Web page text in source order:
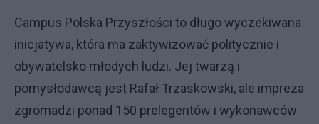
Campus Polska Przyszłości to długo wyczekiwana
inicjatywa, która ma zaktywizować politycznie i
obywatelsko młodych ludzi. Jej twarzą i
pomysłodawcą jest Rafał Trzaskowski, ale impreza
zgromadzi ponad 150 prelegentów i wykonawców